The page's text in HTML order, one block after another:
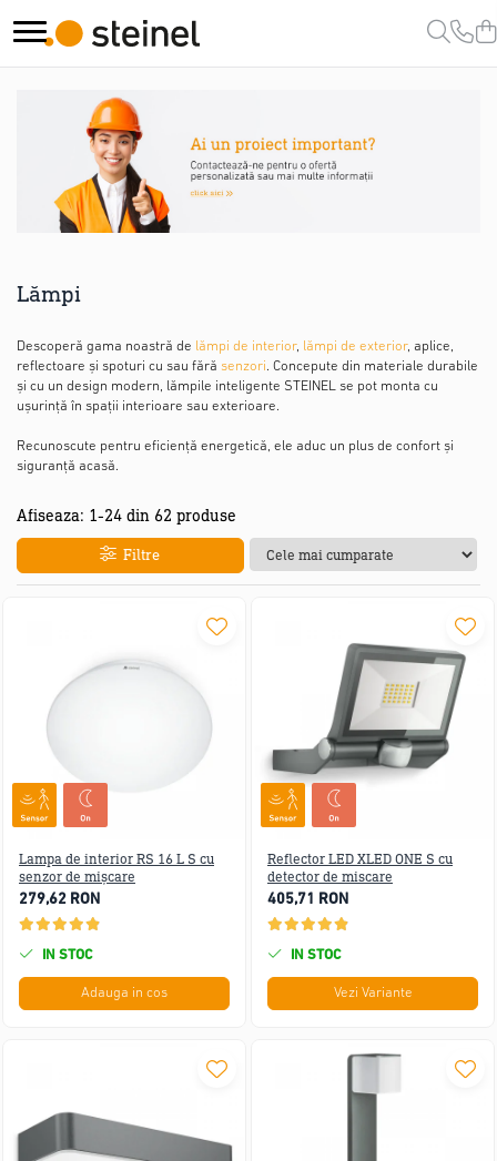
Lămpi
Lampi de exterior
Lampi RGB - 24V
Lămpi cu cameră
Lămpi de grădină
Lămpi solare
Seria Cube
Lămpi de interior
Senzori
Senzori crepusculari
Senzori de miscare
Scule
Pistoale de lipit si accesorii
Pistoale de lipit
Batoane de lipit
Suflante cu aer cald si accesorii
Duze suflante
Alte accesorii
Lămpi
Descoperă gama noastră de lămpi de interior, lămpi de exterior, aplice,
reflectoare și spoturi cu sau fără senzori. Concepute din materiale durabile
și cu un design modern, lămpile inteligente STEINEL se pot monta cu
ușurință în spații interioare sau exterioare.
Recunoscute pentru eficiență energetică, ele aduc un plus de confort și
siguranță acasă.
Afiseaza: 1-24 din 62 produse
Filtre
Lampa de interior RS 16 L S cu
senzor de mișcare
279,62 RON
IN STOC
Adauga in cos
Reflector LED XLED ONE S cu
detector de miscare
405,71 RON
IN STOC
Vezi Variante